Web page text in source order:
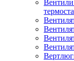
Вентили